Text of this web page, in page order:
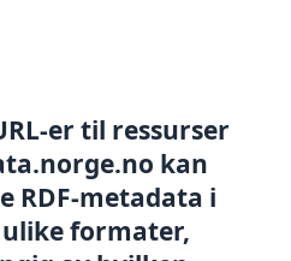
er til ressurser
kan
RDF-metadata i
formater,